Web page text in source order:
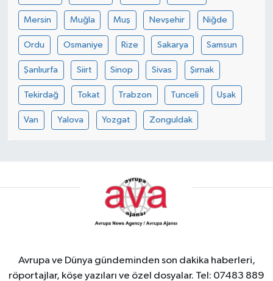
Mersin Muğla Muş Nevşehir Niğde
Ordu Osmaniye Rize Sakarya Samsun
Şanlıurfa Siirt Sinop Sivas Şırnak
Tekirdağ Tokat Trabzon Tunceli Uşak
Van Yalova Yozgat Zonguldak
Avrupa ve Dünya gündeminden son dakika haberleri,
röportajlar, köşe yazıları ve özel dosyalar. Tel: 07483 889